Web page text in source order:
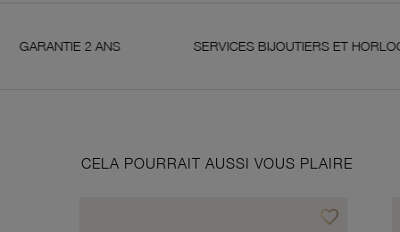
ANS SERVICES BIJOUTIERS ET HORLOGERS
CELA POURRAIT AUSSI VOUS PLAIRE
favorite_borderAjouter à vos